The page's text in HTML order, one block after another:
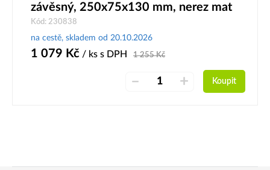
závěsný, 250x75x130 mm, nerez mat
Kód: 230838
na cestě, skladem od 20.10.2026
1 079 Kč / ks s DPH 1 255Kč
– + Koupit